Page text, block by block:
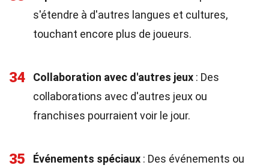
s'étendre à d'autres langues et cultures,
touchant encore plus de joueurs.
34 Collaboration avec d'autres jeux : Des
collaborations avec d'autres jeux ou
franchises pourraient voir le jour.
35 Événements spéciaux : Des événements ou